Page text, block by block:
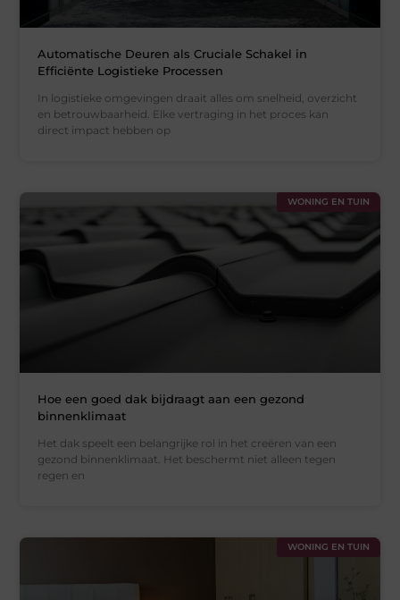
Automatische Deuren als Cruciale Schakel in
Efficiënte Logistieke Processen
In logistieke omgevingen draait alles om snelheid, overzicht
en betrouwbaarheid. Elke vertraging in het proces kan
direct impact hebben op
WONING EN TUIN
Hoe een goed dak bijdraagt aan een gezond
binnenklimaat
Het dak speelt een belangrijke rol in het creëren van een
gezond binnenklimaat. Het beschermt niet alleen tegen
regen en
WONING EN TUIN